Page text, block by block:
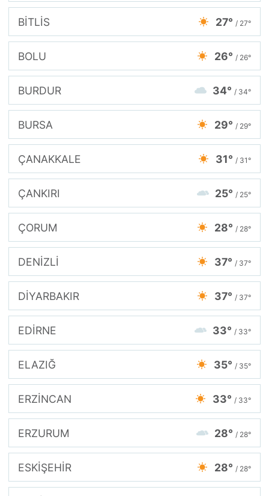
BİTLİS 27° / 27°
BOLU 26° / 26°
BURDUR 34° / 34°
BURSA 29° / 29°
ÇANAKKALE 31° / 31°
ÇANKIRI 25° / 25°
ÇORUM 28° / 28°
DENİZLİ 37° / 37°
DİYARBAKIR 37° / 37°
EDİRNE 33° / 33°
ELAZIĞ 35° / 35°
ERZİNCAN 33° / 33°
ERZURUM 28° / 28°
ESKİŞEHİR 28° / 28°